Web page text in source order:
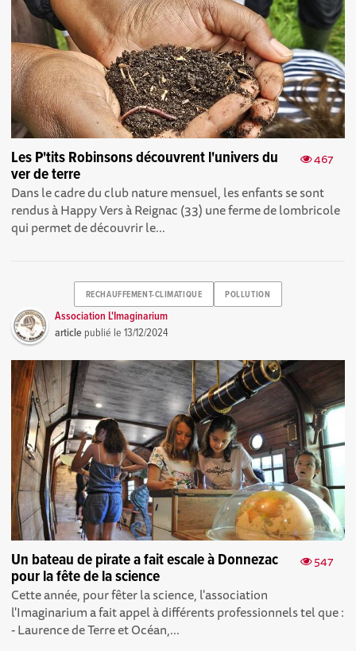
467
Les P'tits Robinsons découvrent l'univers du
ver de terre
Dans le cadre du club nature mensuel, les enfants se sont
rendus à Happy Vers à Reignac (33) une ferme de lombricole
qui permet de découvrir le...
RECHAUFFEMENT-CLIMATIQUE POLLUTION
Association L'Imaginarium
article publié le13/12/2024
547
Un bateau de pirate a fait escale à Donnezac
pour la fête de la science
Cette année, pour fêter la science, l'association
l'Imaginarium a fait appel à différents professionnels tel que :
- Laurence de Terre et Océan,...